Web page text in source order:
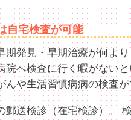
自宅検査が可能
期発見・早期治療が何よ
院へ検査に行く暇がない
んや生活習慣病病の検査
郵送検診（在宅検診）。